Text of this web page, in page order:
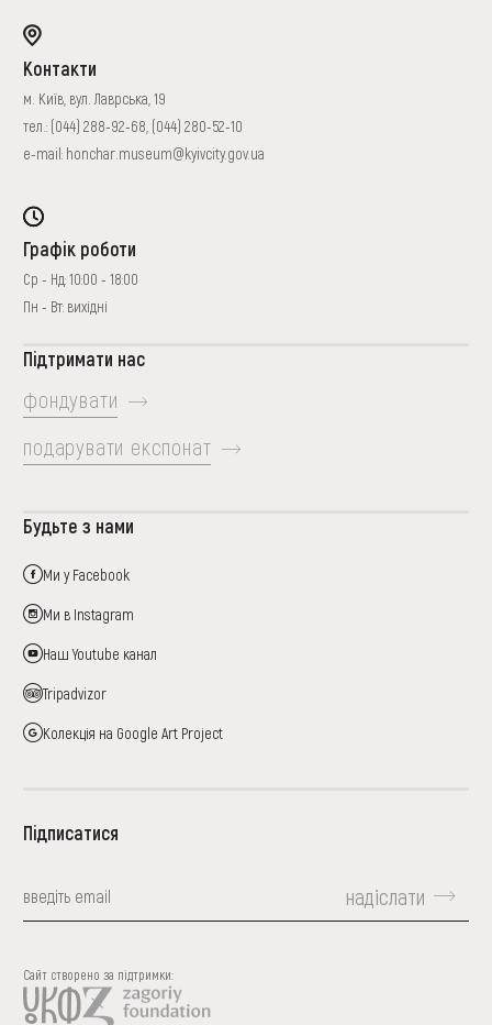
Контакти
м. Київ, вул. Лаврська, 19
тел.: (044) 288-92-68 (044) 280-52-10
e-mail: honchar.museum@kyivcity.gov.ua
Графік роботи
Ср - Нд: 10:00 - 18:00
Пн - Вт: вихідні
Підтримати нас
фондувати
подарувати експонат
Будьте з нами
Ми у Facebook
Ми в Instagram
Наш Youtube канал
Tripadvizor
Колекція на Google Art Project
Підписатися
надіслати
Сайт створено за підтримки: